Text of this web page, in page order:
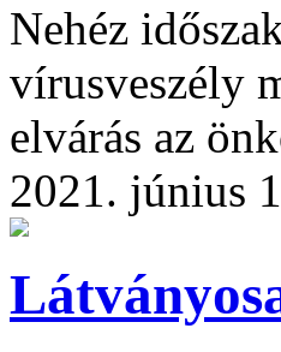
Nehéz
vírusveszély
elvárás az
2021. június